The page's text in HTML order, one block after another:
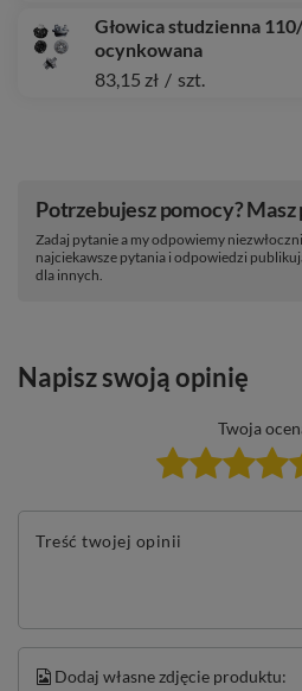
Głowica studzienna
ocynkowana
83,15 zł / szt.
Potrzebujesz pomocy? Masz
Zadaj pytanie a my odpowiemy
najciekawsze pytania i odpowiedzi
dla innych.
Napisz swoją opinię
Twoja
Treść twojej opinii
Dodaj własne zdjęcie produktu: